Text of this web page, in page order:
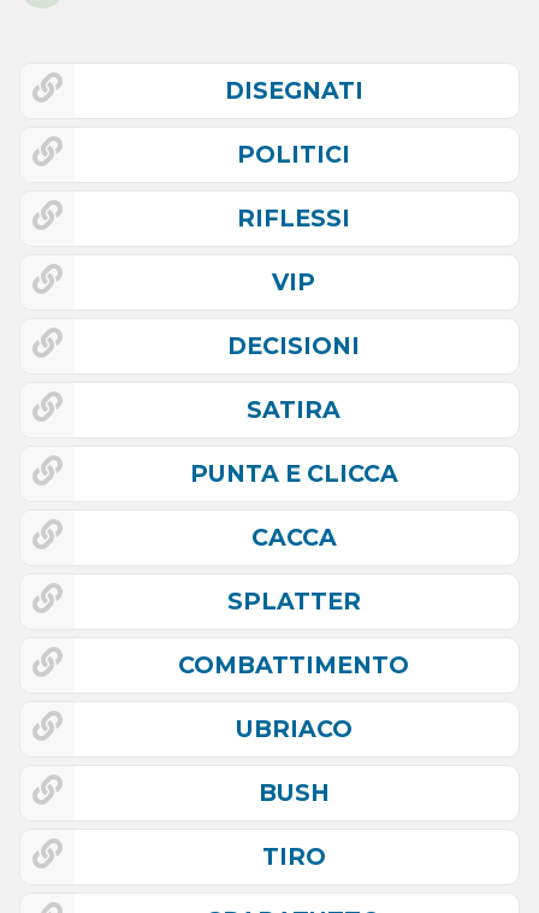
DISEGNATI
POLITICI
RIFLESSI
VIP
DECISIONI
SATIRA
PUNTA E CLICCA
CACCA
SPLATTER
COMBATTIMENTO
UBRIACO
BUSH
TIRO